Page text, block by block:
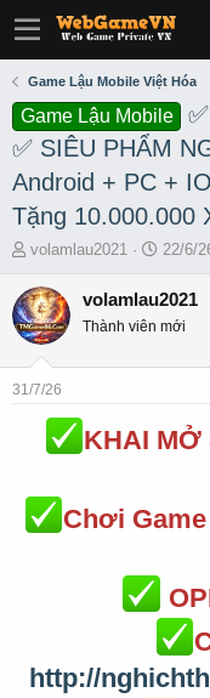
Game Lậu Mobile Việt Hóa
Game Lậu Mobile
✅ SIÊU PHẨM
Android + PC +
Tặng 10.000.000
T
r
e
a
s
volamlau2021
S
a
t
22/6/
volamlau2021
Thành viên mới
31/7/26
KHAI MỞ
Chơi
http://